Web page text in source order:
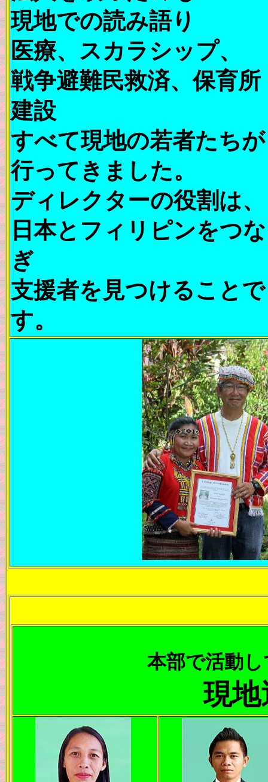
現地での読み語り
医療、スカラシップ、
戦争避難民救済、保育所
建設
すべて現地の若者たちが
行ってきました。
ディレクターの役割は、
日本とフィリピンをつな
ぎ
支援者を見つけることで
す。
本部で活動
現